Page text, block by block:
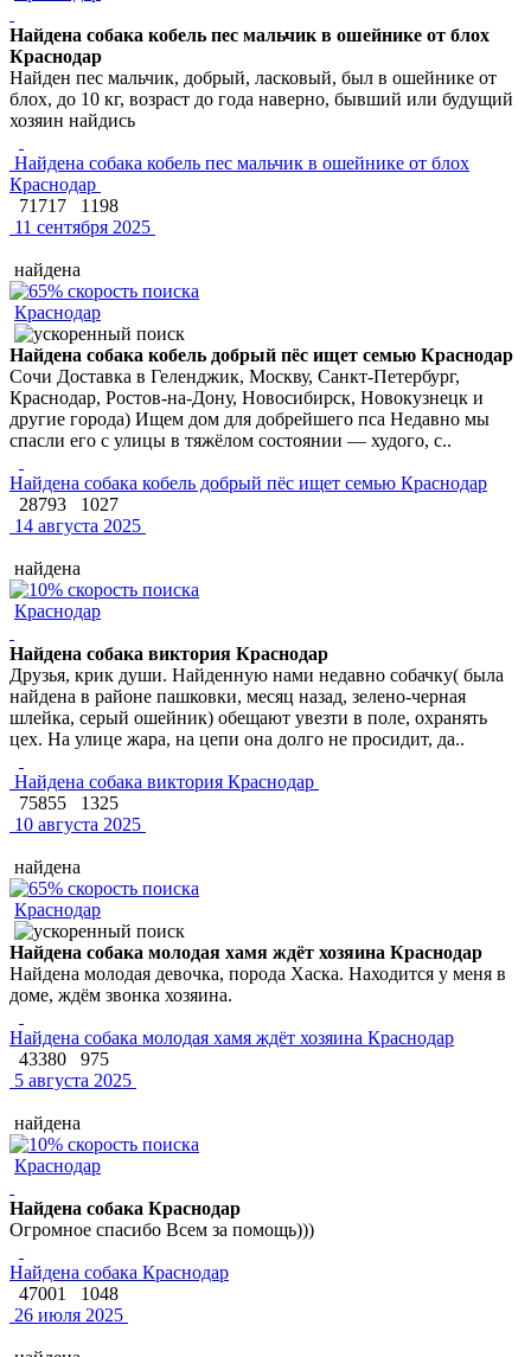
Найдена собака кобель пес мальчик в ошейнике от блох
Краснодар
Найден пес мальчик, добрый, ласковый, был в ошейнике от
блох, до 10 кг, возраст до года наверно, бывший или будущий
хозяин найдись
Найдена собака кобель пес мальчик в ошейнике от блох
Краснодар
71717
1198
11 сентября 2025
найдена
Краснодар
Найдена собака кобель добрый пёс ищет семью Краснодар
Сочи Доставка в Геленджик, Москву, Санкт-Петербург,
Краснодар, Ростов-на-Дону, Новосибирск, Новокузнецк и
другие города) Ищем дом для добрейшего пса Недавно мы
спасли его с улицы в тяжёлом состоянии — худого, с..
Найдена собака кобель добрый пёс ищет семью Краснодар
28793
1027
14 августа 2025
найдена
Краснодар
Найдена собака виктория Краснодар
Друзья, крик души. Найденную нами недавно собачку( была
найдена в районе пашковки, месяц назад, зелено-черная
шлейка, серый ошейник) обещают увезти в поле, охранять
цех. На улице жара, на цепи она долго не просидит, да..
Найдена собака виктория Краснодар
75855
1325
10 августа 2025
найдена
Краснодар
Найдена собака молодая хамя ждёт хозяина Краснодар
Найдена молодая девочка, порода Хаска. Находится у меня в
доме, ждём звонка хозяина.
Найдена собака молодая хамя ждёт хозяина Краснодар
43380
975
5 августа 2025
найдена
Краснодар
Найдена собака Краснодар
Огромное спасибо Всем за помощь)))
Найдена собака Краснодар
47001
1048
26 июля 2025